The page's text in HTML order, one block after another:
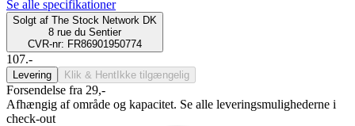
Se alle specifikationer
Solgt af The Stock Network DK
8 rue du Sentier
CVR-nr: FR86901950774
107.-
Levering Klik & Hent Ikke tilgængelig
Forsendelse fra 29,-
Afhængig af område og kapacitet. Se alle leveringsmulighederne i
check-out